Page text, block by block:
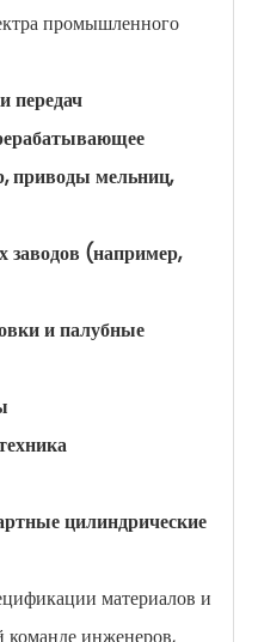
промышленного
передач
приводы мельниц,
(например,
и палубные
цилиндрические
материалов и